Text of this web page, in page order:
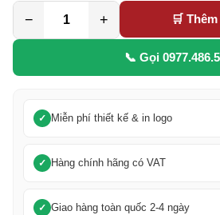
− + 🛒
📞 Gọi
Miễn phí thiết kế & in logo
Hàng chính hãng có VAT
Giao hàng toàn quốc 2-4 ngày